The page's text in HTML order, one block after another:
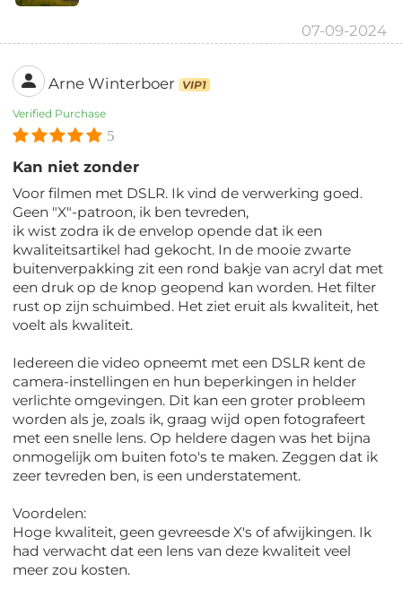
07-09-2024
Arne Winterboer VIP1
Verified Purchase
5
Kan niet zonder
Voor filmen met DSLR. Ik vind de verwerking goed.
Geen "X"-patroon, ik ben tevreden,
ik wist zodra ik de envelop opende dat ik een
kwaliteitsartikel had gekocht. In de mooie zwarte
buitenverpakking zit een rond bakje van acryl dat met
een druk op de knop geopend kan worden. Het filter
rust op zijn schuimbed. Het ziet eruit als kwaliteit, het
voelt als kwaliteit.
Iedereen die video opneemt met een DSLR kent de
camera-instellingen en hun beperkingen in helder
verlichte omgevingen. Dit kan een groter probleem
worden als je, zoals ik, graag wijd open fotografeert
met een snelle lens. Op heldere dagen was het bijna
onmogelijk om buiten foto's te maken. Zeggen dat ik
zeer tevreden ben, is een understatement.
Voordelen:
Hoge kwaliteit, geen gevreesde X's of afwijkingen. Ik
had verwacht dat een lens van deze kwaliteit veel
meer zou kosten.